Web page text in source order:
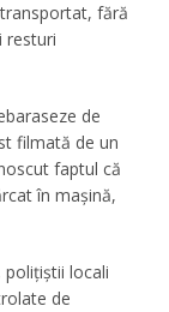
fără
resturi
de
filmată de un
faptul că
în mașină,
polițiștii locali
de